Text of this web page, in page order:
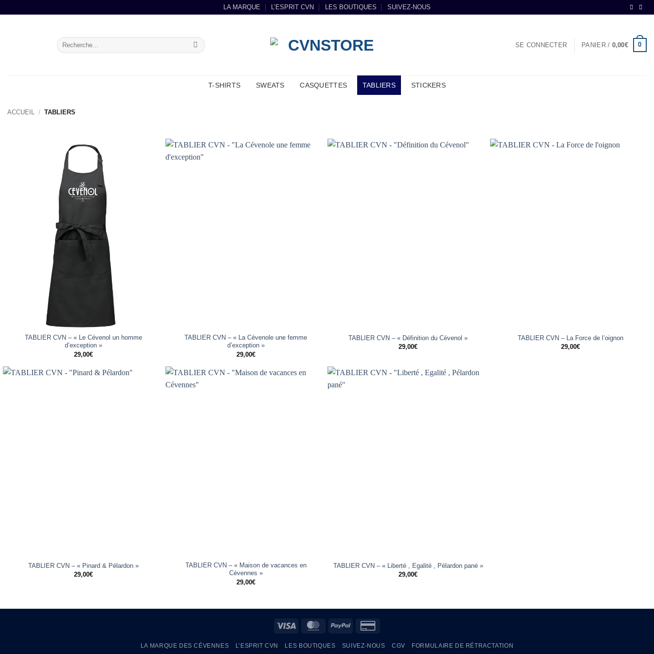
LA MARQUE L’ESPRIT CVN LES BOUTIQUES SUIVEZ-NOUS
Recherche
pour :
SE CONNECTER PANIER / 0,00€ 0
T-SHIRTS SWEATS CASQUETTES TABLIERS STICKERS
ACCUEIL / TABLIERS
TABLIER CVN – « Le Cévenol un homme
d’exception »
29,00€
TABLIER CVN – « La Cévenole une femme
d’exception »
29,00€
TABLIER CVN – « Définition du Cévenol »
29,00€
TABLIER CVN – La Force de l’oignon
29,00€
TABLIER CVN – « Pinard & Pélardon »
29,00€
TABLIER CVN – « Maison de vacances en
Cévennes »
29,00€
TABLIER CVN – « Liberté , Egalité , Pélardon pané »
29,00€
Visa MasterCardPayPal
2
LA MARQUE DES CÉVENNES L’ESPRIT CVN LES BOUTIQUES SUIVEZ-NOUS CGV FORMULAIRE DE RÉTRACTATION